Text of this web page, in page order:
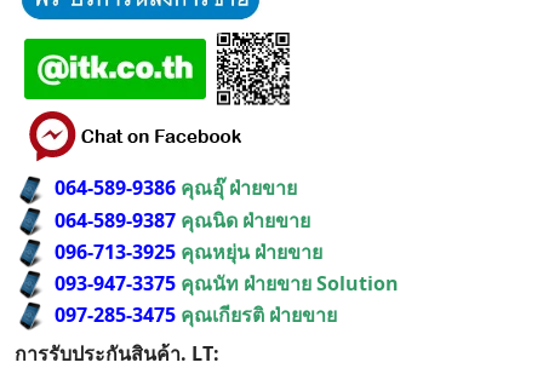
064-589-9386 คุณอุ๊ ฝ่ายขาย
064-589-9387 คุณนิด ฝ่ายขาย
096-713-3925 คุณหยุ่น ฝ่ายขาย
093-947-3375 คุณนัท ฝ่ายขาย Solution
097-285-3475 คุณเกียรติ ฝ่ายขาย
การรับประกันสินค้า. LT: